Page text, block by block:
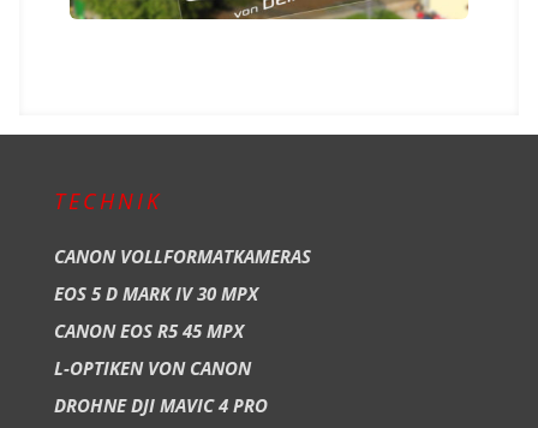
TECHNIK
CANON VOLLFORMATKAMERAS
EOS 5 D MARK IV 30 MPX
CANON EOS R5 45 MPX
L-OPTIKEN VON CANON
DROHNE DJI MAVIC 4 PRO